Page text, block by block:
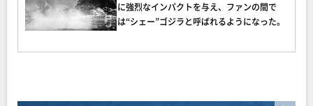
に強烈なインパクトを与え、ファンの間で
は“シェー”ゴジラと呼ばれるようになった。